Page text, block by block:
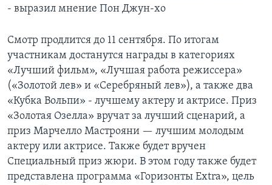
- выразил мнение Пон Джун-хо
Смотр продлится до 11 сентября. По итогам
участникам достанутся награды в категориях
«Лучший фильм», «Лучшая работа режиссера»
(«Золотой лев» и «Серебряный лев»), а также два
«Кубка Вольпи» - лучшему актеру и актрисе. Приз
«Золотая Озелла» вручат за лучший сценарий, а
приз Марчелло Мастрояни — лучшим молодым
актеру или актрисе. Также будет вручен
Специальный приз жюри. В этом году также будет
представлена программа «Горизонты Extra», цель